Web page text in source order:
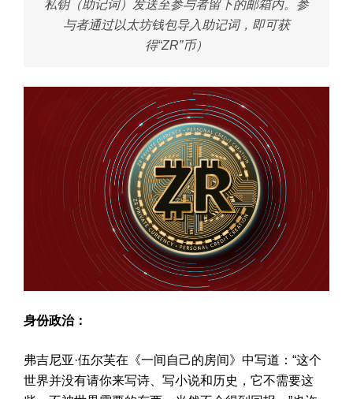
私钥（助记词）发送至参与者留下的邮箱内。参
与者通过以太坊钱包导入助记词，即可获
得“ZR”币）
身份政治：
弗吉尼亚·伍尔芙在《一间自己的房间》中写道：“这个
世界并没有请你来写诗、写小说和历史，它不需要这